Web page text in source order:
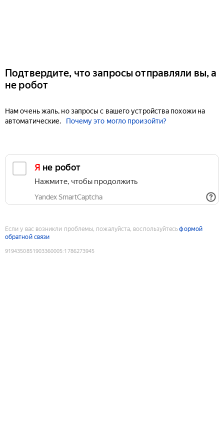
Подтвердите, что запросы отправляли вы, а
не робот
Нам очень жаль, но запросы с вашего устройства похожи на
автоматические.
Почему это могло произойти?
Я не робот
Нажмите, чтобы продолжить
Yandex SmartCaptcha
Если у вас возникли проблемы, пожалуйста, воспользуйтесьформой
обратной связи
9194350851903360005:1786273945